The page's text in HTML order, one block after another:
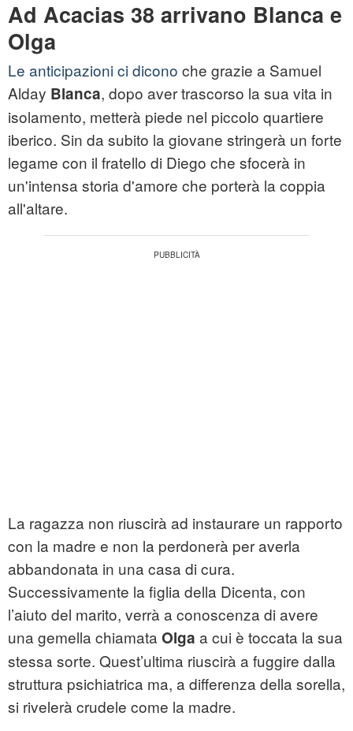
Ad Acacias 38 arrivano Blanca e
Olga
Le anticipazioni ci dicono che grazie a Samuel
Alday Blanca, dopo aver trascorso la sua vita in
isolamento, metterà piede nel piccolo quartiere
iberico. Sin da subito la giovane stringerà un forte
legame con il fratello di Diego che sfocerà in
un'intensa storia d'amore che porterà la coppia
all'altare.
La ragazza non riuscirà ad instaurare un rapporto
con la madre e non la perdonerà per averla
abbandonata in una casa di cura.
Successivamente la figlia della Dicenta, con
l’aiuto del marito, verrà a conoscenza di avere
una gemella chiamata Olga a cui è toccata la sua
stessa sorte. Quest’ultima riuscirà a fuggire dalla
struttura psichiatrica ma, a differenza della sorella,
si rivelerà crudele come la madre.